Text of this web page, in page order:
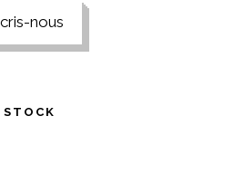
nous
STOCK